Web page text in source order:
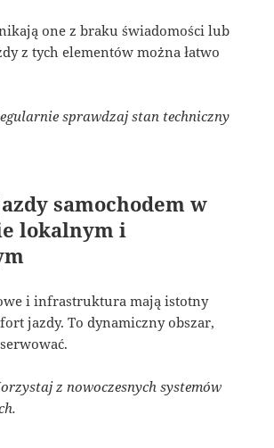
one z braku świadomości lub
z tych elementów można łatwo
sprawdzaj stan techniczny
samochodem w
lokalnym i
i infrastruktura mają istotny
jazdy. To dynamiczny obszar,
z nowoczesnych systemów